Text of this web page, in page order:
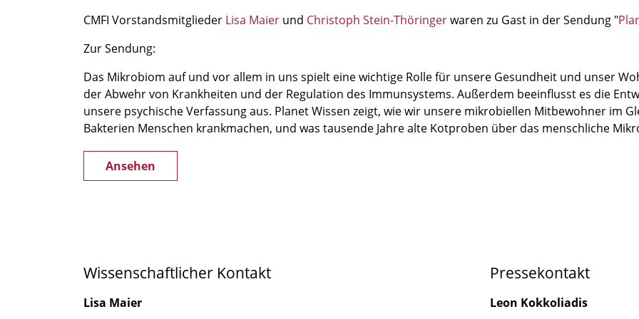
CMFI Vorstandsmitglieder Lisa Maier und Christoph Stein-Thöringerwaren zu Gast in der Sendung "
Zur Sendung:
Das Mikrobiom auf und vor allem in uns spielt eine wichtige Rolle für unsere Gesundheit und unser
der Abwehr von Krankheiten und der Regulation des Immunsystems. Außerdem beeinflusst es die
unsere psychische Verfassung aus. Planet Wissen zeigt, wie wir unsere mikrobiellen Mitbewohner im
Bakterien Menschen krankmachen, und was tausende Jahre alte Kotproben über das menschliche
Ansehen
Wissenschaftlicher Kontakt
Lisa Maier
Pressekontakt
Leon Kokkoliadis